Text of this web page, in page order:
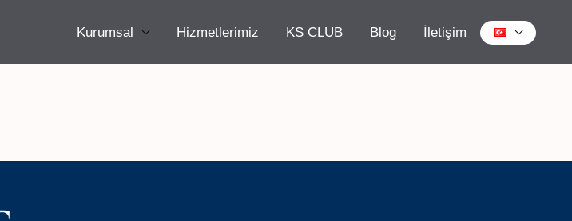
Kurumsal Hizmetlerimiz KS CLUB Blog İletişim